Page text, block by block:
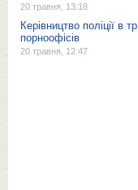
20 травня, 13:18
Керівництво поліції в
порноофісів
20 травня, 12:47